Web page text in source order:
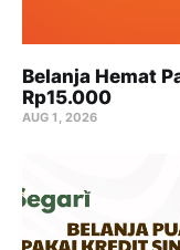
Belanja Hemat
Rp15.000
AUG 1, 2026